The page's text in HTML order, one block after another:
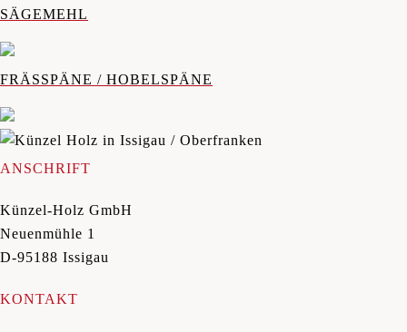
SÄGEMEHL
FRÄSSPÄNE / HOBELSPÄNE
ANSCHRIFT
Künzel-Holz GmbH
Neuenmühle 1
D-95188 Issigau
KONTAKT